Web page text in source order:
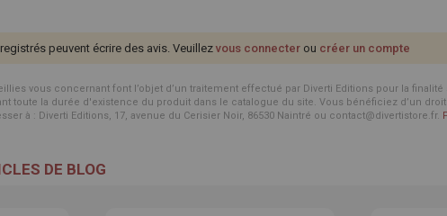
peuvent écrire des avis. Veuillez vous connecter ou créer un compte
vous concernant font l’objet d’un traitement effectué par Diverti Editions pour la
toute la durée d'existence du produit dans le catalogue du site. Vous bénéficiez d’un
à : Diverti Editions, 17, avenue du Cerisier Noir, 86530 Naintré ou contact@divertistore.fr.
DE BLOG